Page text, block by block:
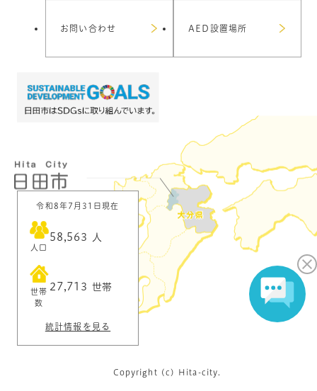
お問い合わせ AED設置場所
令和8年7月31日現在
人口
58,563 人
世帯
数
27,713 世帯
統計情報を見る
Copyright (c) Hita-city.